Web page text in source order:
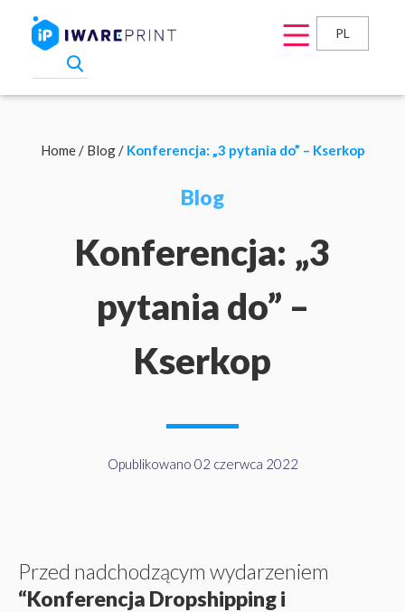
PL
Home/ Blog/ Konferencja: „3 pytania do” – Kserkop
Blog
Konferencja: „3
pytania do” –
Kserkop
Opublikowano 02 czerwca 2022
Przed nadchodzącym wydarzeniem
“Konferencja Dropshipping i